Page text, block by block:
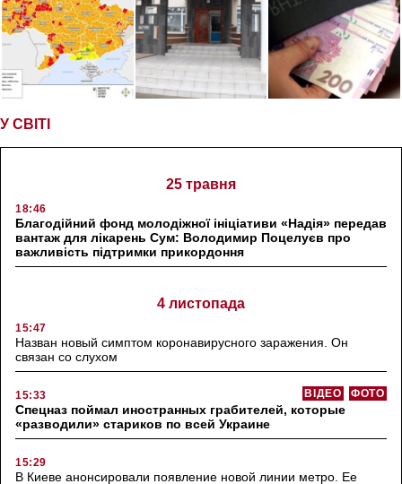
У СВІТІ
25 травня
18:46
Благодійний фонд молодіжної ініціативи «Надія» передав
вантаж для лікарень Сум: Володимир Поцелуєв про
важливість підтримки прикордоння
4 листопада
15:47
Назван новый симптом коронавирусного заражения. Он
связан со слухом
15:33 ФОТО
ВІДЕО
Спецназ поймал иностранных грабителей, которые
«разводили» стариков по всей Украине
15:29
В Киеве анонсировали появление новой линии метро. Ее